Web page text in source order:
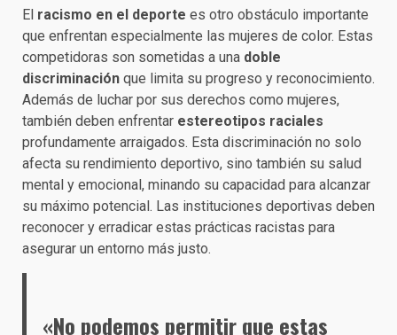
El racismo en el deporte es otro obstáculo importante
que enfrentan especialmente las mujeres de color. Estas
competidoras son sometidas a una doble
discriminación que limita su progreso y reconocimiento.
Además de luchar por sus derechos como mujeres,
también deben enfrentar estereotipos raciales
profundamente arraigados. Esta discriminación no solo
afecta su rendimiento deportivo, sino también su salud
mental y emocional, minando su capacidad para alcanzar
su máximo potencial. Las instituciones deportivas deben
reconocer y erradicar estas prácticas racistas para
asegurar un entorno más justo.
«No podemos permitir que estas